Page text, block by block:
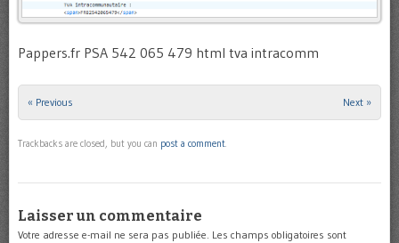
Pappers.fr PSA 542 065 479 html tva intracomm
« Previous Next »
Trackbacks are closed, but you can post a comment.
Laisser un commentaire
Votre adresse e-mail ne sera pas publiée. Les champs obligatoires sont